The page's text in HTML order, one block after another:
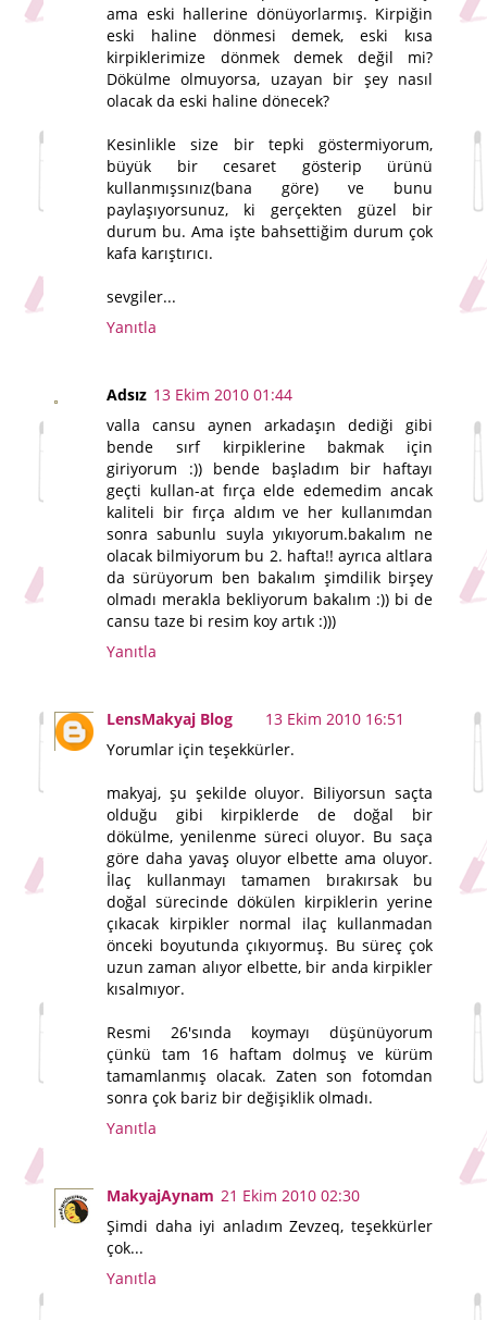
ama eski hallerine dönüyorlarmış. Kirpiğin
eski haline dönmesi demek, eski kısa
kirpiklerimize dönmek demek değil mi?
Dökülme olmuyorsa, uzayan bir şey nasıl
olacak da eski haline dönecek?
Kesinlikle size bir tepki göstermiyorum,
büyük bir cesaret gösterip ürünü
kullanmışsınız(bana göre) ve bunu
paylaşıyorsunuz, ki gerçekten güzel bir
durum bu. Ama işte bahsettiğim durum çok
kafa karıştırıcı.
sevgiler...
Yanıtla
Adsız 13 Ekim 2010 01:44
valla cansu aynen arkadaşın dediği gibi
bende sırf kirpiklerine bakmak için
giriyorum :)) bende başladım bir haftayı
geçti kullan-at fırça elde edemedim ancak
kaliteli bir fırça aldım ve her kullanımdan
sonra sabunlu suyla yıkıyorum.bakalım ne
olacak bilmiyorum bu 2. hafta!! ayrıca altlara
da sürüyorum ben bakalım şimdilik birşey
olmadı merakla bekliyorum bakalım :)) bi de
cansu taze bi resim koy artık :)))
Yanıtla
LensMakyaj Blog
13 Ekim 2010 16:51
Yorumlar için teşekkürler.
makyaj, şu şekilde oluyor. Biliyorsun saçta
olduğu gibi kirpiklerde de doğal bir
dökülme, yenilenme süreci oluyor. Bu saça
göre daha yavaş oluyor elbette ama oluyor.
İlaç kullanmayı tamamen bırakırsak bu
doğal sürecinde dökülen kirpiklerin yerine
çıkacak kirpikler normal ilaç kullanmadan
önceki boyutunda çıkıyormuş. Bu süreç çok
uzun zaman alıyor elbette, bir anda kirpikler
kısalmıyor.
Resmi 26'sında koymayı düşünüyorum
çünkü tam 16 haftam dolmuş ve kürüm
tamamlanmış olacak. Zaten son fotomdan
sonra çok bariz bir değişiklik olmadı.
Yanıtla
MakyajAynam 21 Ekim 2010 02:30
Şimdi daha iyi anladım Zevzeq, teşekkürler
çok...
Yanıtla